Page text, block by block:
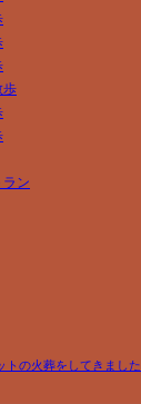
歩
ン
トの火葬をしてきました